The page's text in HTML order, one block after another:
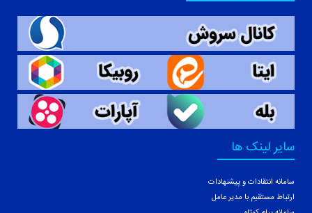
سایر لینک ها
سامانه انتقادات و پیشنهادات
ارتباط مستقیم با مدیر عامل